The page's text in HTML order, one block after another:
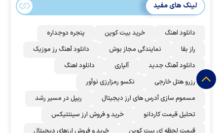
لینک های مفید
دانلود اهنگ خرید بیت کوین
پنجره دوجداره
راز بقا
نمایندگی مجاز بوش
دانلود آهنگ رز‌ موزیک
دانلود آهنگ جدید
آلپاری
دانلود اهنگ
رزرو هتل خارجی
نکسو رمزارزی نوآور
مسموم سازی آدرس های ارز دیجیتال
ریپل در مسیر رشد
تحلیل قیمت کاردانو
خرید و فروش ارز سینتتیکس